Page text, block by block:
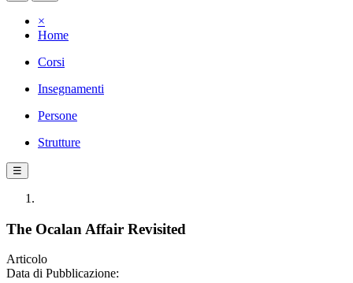
×
Home
Corsi
Insegnamenti
Persone
Strutture
☰
The Ocalan Affair Revisited
Articolo
Data di Pubblicazione: